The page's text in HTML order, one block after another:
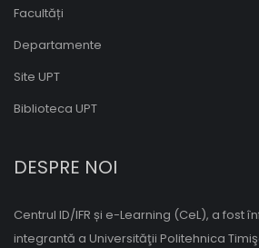
Facultăți
Departamente
Site UPT
Biblioteca UPT
DESPRE NOI
Centrul ID/IFR și e-Learning (CeL), a fost
integrantă a Universităţii Politehnica